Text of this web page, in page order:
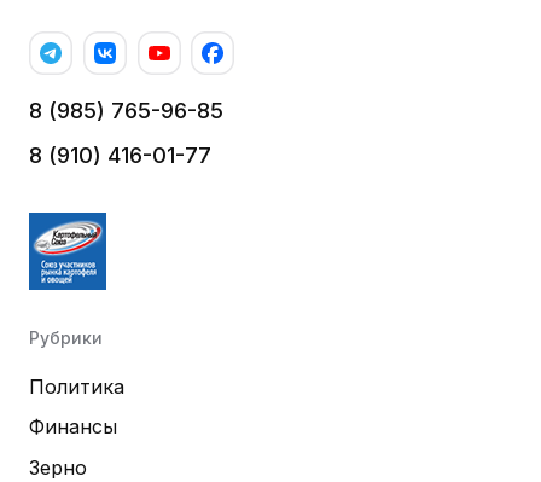
8 (985) 765-96-85
8 (910) 416-01-77
Рубрики
Политика
Финансы
Зерно